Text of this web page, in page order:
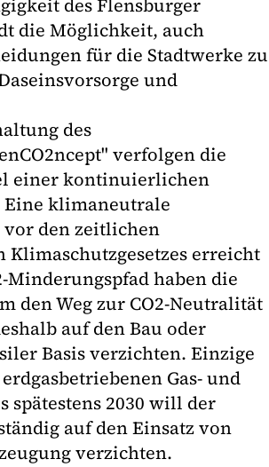
des Flensburger
die Möglichkeit, auch
für die Stadtwerke zu
und
des
verfolgen die
einer kontinuierlichen
Eine klimaneutrale
vor den zeitlichen
erreicht
Minderungspfad haben die
den Weg zur CO2-Neutralität
auf den Bau oder
Basis verzichten. Einzige
Gas- und
spätestens 2030 will der
auf den Einsatz von
verzichten.